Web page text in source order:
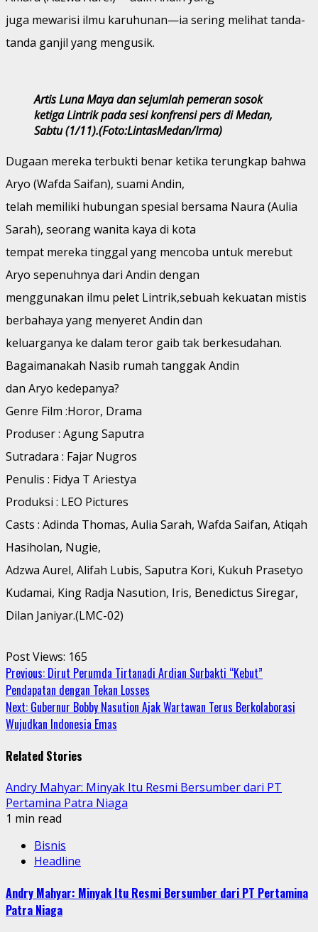
juga mewarisi ilmu karuhunan—ia sering melihat tanda-
tanda ganjil yang mengusik.
Artis Luna Maya dan sejumlah pemeran sosok
ketiga Lintrik pada sesi konfrensi pers di Medan,
Sabtu (1/11).(Foto:LintasMedan/Irma)
Dugaan mereka terbukti benar ketika terungkap bahwa
Aryo (Wafda Saifan), suami Andin,
telah memiliki hubungan spesial bersama Naura (Aulia
Sarah), seorang wanita kaya di kota
tempat mereka tinggal yang mencoba untuk merebut
Aryo sepenuhnya dari Andin dengan
menggunakan ilmu pelet Lintrik,sebuah kekuatan mistis
berbahaya yang menyeret Andin dan
keluarganya ke dalam teror gaib tak berkesudahan.
Bagaimanakah Nasib rumah tanggak Andin
dan Aryo kedepanya?
Genre Film :Horor, Drama
Produser : Agung Saputra
Sutradara : Fajar Nugros
Penulis : Fidya T Ariestya
Produksi : LEO Pictures
Casts : Adinda Thomas, Aulia Sarah, Wafda Saifan, Atiqah
Hasiholan, Nugie,
Adzwa Aurel, Alifah Lubis, Saputra Kori, Kukuh Prasetyo
Kudamai, King Radja Nasution, Iris, Benedictus Siregar,
Dilan Janiyar.(LMC-02)
Post Views: 165
Continue
Reading
Previous: Dirut Perumda Tirtanadi Ardian Surbakti “Kebut”
Pendapatan dengan Tekan Losses
Next: Gubernur Bobby Nasution Ajak Wartawan Terus Berkolaborasi
Wujudkan Indonesia Emas
Related Stories
Andry Mahyar: Minyak Itu Resmi Bersumber dari PT
Pertamina Patra Niaga
1 min read
Bisnis
Headline
Andry Mahyar: Minyak Itu Resmi Bersumber dari PT Pertamina
Patra Niaga